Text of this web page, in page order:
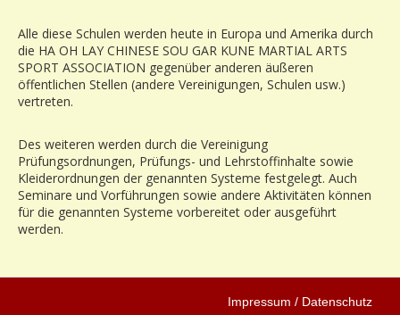
Alle diese Schulen werden heute in Europa und Amerika durch
die HA OH LAY CHINESE SOU GAR KUNE MARTIAL ARTS
SPORT ASSOCIATION gegenüber anderen äußeren
öffentlichen Stellen (andere Vereinigungen, Schulen usw.)
vertreten.
Des weiteren werden durch die Vereinigung
Prüfungsordnungen, Prüfungs- und Lehrstoffinhalte sowie
Kleiderordnungen der genannten Systeme festgelegt. Auch
Seminare und Vorführungen sowie andere Aktivitäten können
für die genannten Systeme vorbereitet oder ausgeführt
werden.
Impressum / Datenschutz